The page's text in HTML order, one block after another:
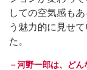
しての空気感も
う魅力的に見せ
た。
－河野一郎は、どん